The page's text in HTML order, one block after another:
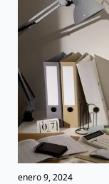
enero 9, 2024